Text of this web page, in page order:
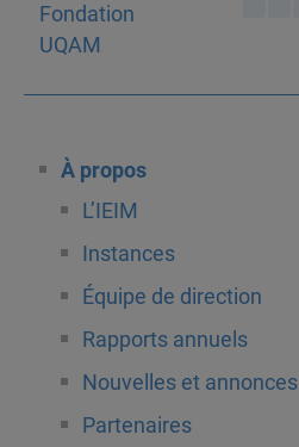
À propos
L’IEIM
Instances
Équipe de direction
Rapports annuels
Nouvelles et annonces
Partenaires